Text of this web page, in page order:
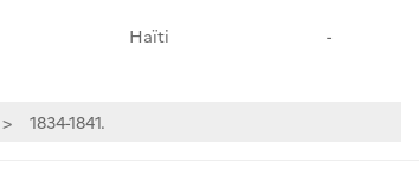
Haïti -
1834-1841.